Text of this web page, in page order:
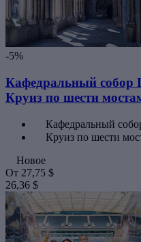
-5%
Кафедральный собор
Круиз по шести
Кафедральный
Круиз по шести
Новое
От 27,75 $
26,36 $